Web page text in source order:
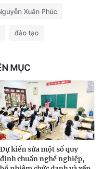
Xuân Phúc
đào tạo
MỤC
Dự kiến sửa một số quy
định chuẩn nghề nghiệp,